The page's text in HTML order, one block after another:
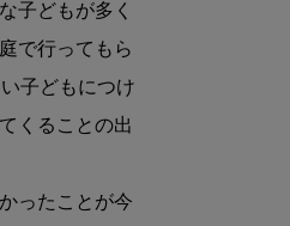
子どもが多く
で行ってもら
子どもにつけ
くることの出
ったことが今